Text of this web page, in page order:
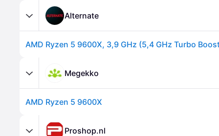
Alternate
AMD Ryzen 5 9600X, 3,9 GHz (5,4 GHz Turbo
Megekko
AMD Ryzen 5 9600X
Proshop.nl